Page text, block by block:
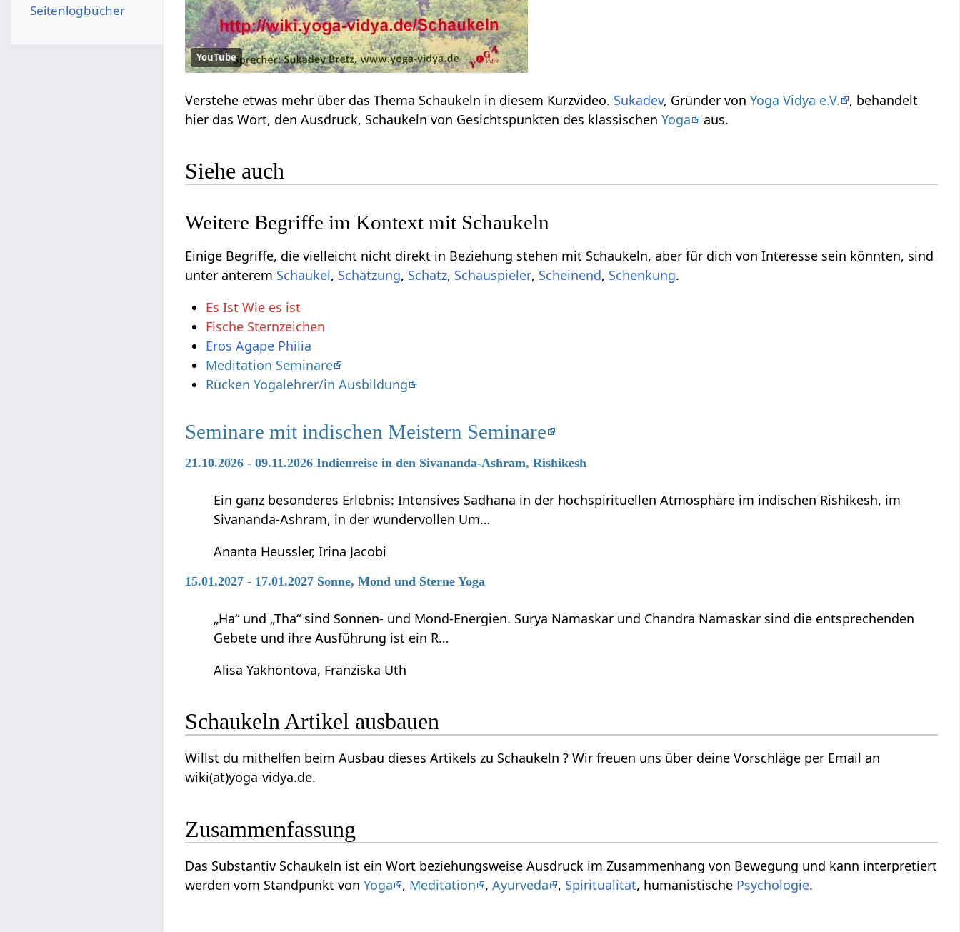
YouTube
Verstehe etwas mehr über das Thema Schaukeln‏‎ in diesem Kurzvideo. Sukadev, Gründer vonYoga Vidya e.V.
, behandelt
hier das Wort, den Ausdruck, Schaukeln‏‎ von Gesichtspunkten des klassischenYoga aus.
Siehe auch
Einige Begriffe, die vielleicht nicht direkt in Beziehung stehen mit Schaukeln‏‎, aber für dich von Interesse sein könnten, sind
unter anterem
, , , , ,
.
Es Ist Wie es ist
Fische Sternzeichen
Eros Agape Philia
Meditation Seminare
Rücken Yogalehrer/in Ausbildung
Seminare mit indischen Meistern Seminare
21.10.2026 - 09.11.2026 Indienreise in den Sivananda-Ashram, Rishikesh
Ein ganz besonderes Erlebnis: Intensives Sadhana in der hochspirituellen Atmosphäre im indischen Rishikesh, im
Sivananda-Ashram, in der wundervollen Um…
Ananta Heussler, Irina Jacobi
15.01.2027 - 17.01.2027 Sonne, Mond und Sterne Yoga
„Ha“ und „Tha“ sind Sonnen- und Mond-Energien. Surya Namaskar und Chandra Namaskar sind die entsprechenden
Gebete und ihre Ausführung ist ein R…
Alisa Yakhontova, Franziska Uth
Schaukeln‏‎ Artikel ausbauen
Willst du mithelfen beim Ausbau dieses Artikels zu Schaukeln‏‎ ? Wir freuen uns über deine Vorschläge per Email an
wiki(at)yoga-vidya.de.
Zusammenfassung
Das Substantiv Schaukeln‏‎ ist ein Wort beziehungsweise Ausdruck im Zusammenhang von Bewegung und kann interpretiert
werden vom Standpunkt vonYoga , Meditation ,Ayurveda , Spiritualität, humanistische Psychologie.
Seitenlogbücher